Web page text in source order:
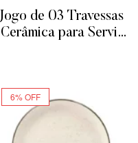
Jogo de 03 Travessas
Cerâmica para Servir
6% OFF